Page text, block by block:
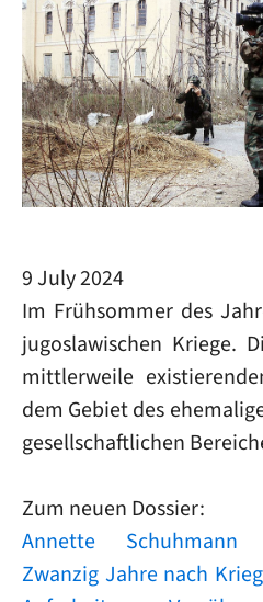
9 July 2024
Im Frühsommer des
jugoslawischen Kriege.
mittlerweile
dem Gebiet des
gesellschaftlichen
Zum neuen Dossier:
Annette Schuhmann
Zwanzig Jahre nach